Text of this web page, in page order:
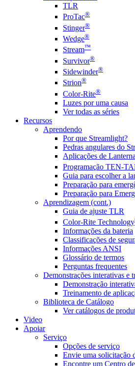
TLR
ProTac®
Stinger®
Wedge®
Stream™
Survivor®
Sidewinder®
Strion®
Color-Rite®
Luzes por uma causa
Ver todas as séries
Recursos
Aprendendo
Por que Streamlight?
Pedras angulares do
Aplicações de
Programação TEN-
Guia para escolher a
Preparação para
Preparação para
Aprendizagem (cont.)
Guia de ajuste TLR
Color-Rite Technology
Informações da bateria
Classificações de
Informações ANSI
Glossário de termos
Perguntas frequentes
Demonstrações interativas e
Demonstração
Treinamento de
Biblioteca de Catálogo
Ver catálogos de
Video
Apoiar
Serviço
Opções de serviço
Envie uma solicitação
Encontre um Centro